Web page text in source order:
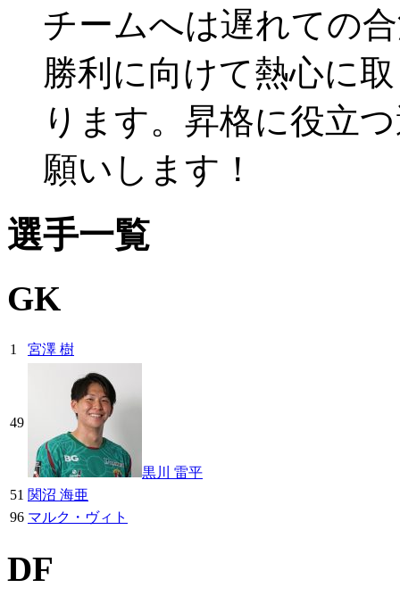
チームへは遅れての
勝利に向けて熱心に
ります。昇格に役立
願いします！
選手一覧
GK
1 宮澤 樹
49
黒川 雷平
51 関沼 海亜
96 マルク・ヴィト
DF